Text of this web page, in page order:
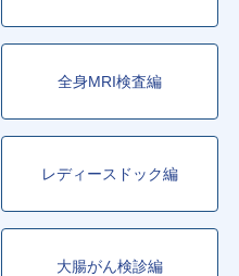
全身MRI検査編
レディースドック編
大腸がん検診編